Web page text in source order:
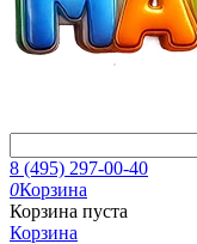
8 (495) 297-00-40
0Корзина
Корзина пуста
Корзина